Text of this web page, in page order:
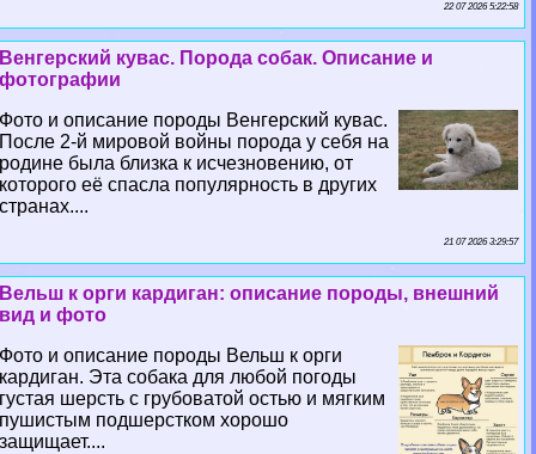
22 07 2026 5:22:58
Венгерский кувас. Порода собак. Описание и
фотографии
Фото и описание породы Венгерский кувас.
После 2-й мировой войны порода у себя на
родине была близка к исчезновению, от
которого её спасла популярность в других
странах....
21 07 2026 3:29:57
Вельш к opги кардиган: описание породы, внешний
вид и фото
Фото и описание породы Вельш к opги
кардиган. Эта собака для любой погоды
густая шерсть с грубоватой остью и мягким
пушистым подшерстком хорошо
защищает....